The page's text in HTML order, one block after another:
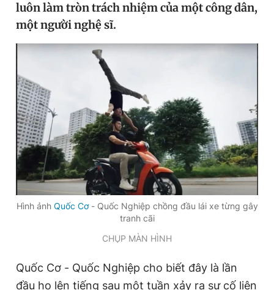
Sản phẩm khác
Tiện ích Bạn cần biết
Thông tin tòa soạn Liên hệ quảng cáo
Đọc Thanh Niên trên điện thoại
luôn làm tròn trách nhiệm của một công dân,
một người nghệ sĩ.
Hình ảnh Quốc Cơ- Quốc Nghiệp chồng đầu lái xe từng gây
tranh cãi
CHỤP MÀN HÌNH
Quốc Cơ - Quốc Nghiệp cho biết đây là lần
đầu họ lên tiếng sau một tuần xảy ra sự cố liên